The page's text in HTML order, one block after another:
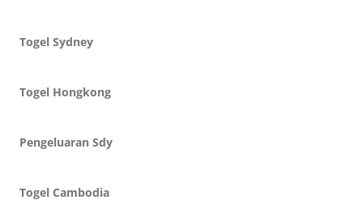
Togel Sydney
Togel Hongkong
Pengeluaran Sdy
Togel Cambodia